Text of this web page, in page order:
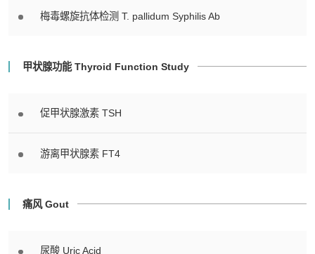
梅毒螺旋抗体检测 T. pallidum Syphilis Ab
甲状腺功能 Thyroid Function Study
促甲状腺激素 TSH
游离甲状腺素 FT4
痛风 Gout
尿酸 Uric Acid